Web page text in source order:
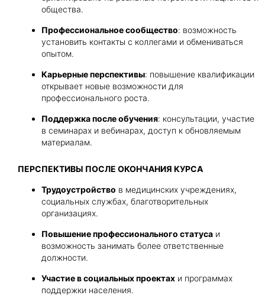
общества.
Профессиональное сообщество: возможность
установить контакты с коллегами и обмениваться
опытом.
Карьерные перспективы: повышение квалификации
открывает новые возможности для
профессионального роста.
Поддержка после обучения: консультации, участие
в семинарах и вебинарах, доступ к обновляемым
материалам.
ПЕРСПЕКТИВЫ ПОСЛЕ ОКОНЧАНИЯ КУРСА
Трудоустройство в медицинских учреждениях,
социальных службах, благотворительных
организациях.
Повышение профессионального статуса и
возможность занимать более ответственные
должности.
Участие в социальных проектах и программах
поддержки населения.